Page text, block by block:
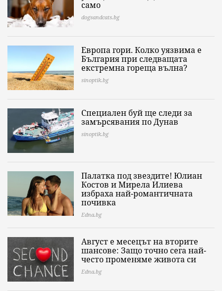
само
dogsandcats.bg
Европа гори. Колко уязвима е
България при следващата
екстремна гореща вълна?
sinoptik.bg
Специален буй ще следи за
замърсявания по Дунав
sinoptik.bg
Палатка под звездите! Юлиан
Костов и Мирела Илиева
избраха най-романтичната
почивка
Edna.bg
Август е месецът на вторите
шансове: Защо точно сега най-
често променяме живота си
Edna.bg